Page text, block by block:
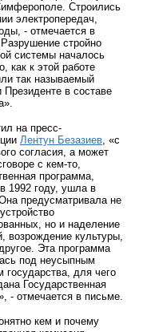
Строились
электропередач,
- отмечается в
стройно
системы началось
как к этой работе
так называемый
Президенте в составе
на пресс-
Лентун Безазиев , «с
согласия, а может
с кем-то,
программа,
1992 году, ушла в
предусматривала не
но и наделение
возрождение культуры,
Эта программа
под неусыпным
государства, для чего
Государственная
- отмечается в письме.
кем и почему